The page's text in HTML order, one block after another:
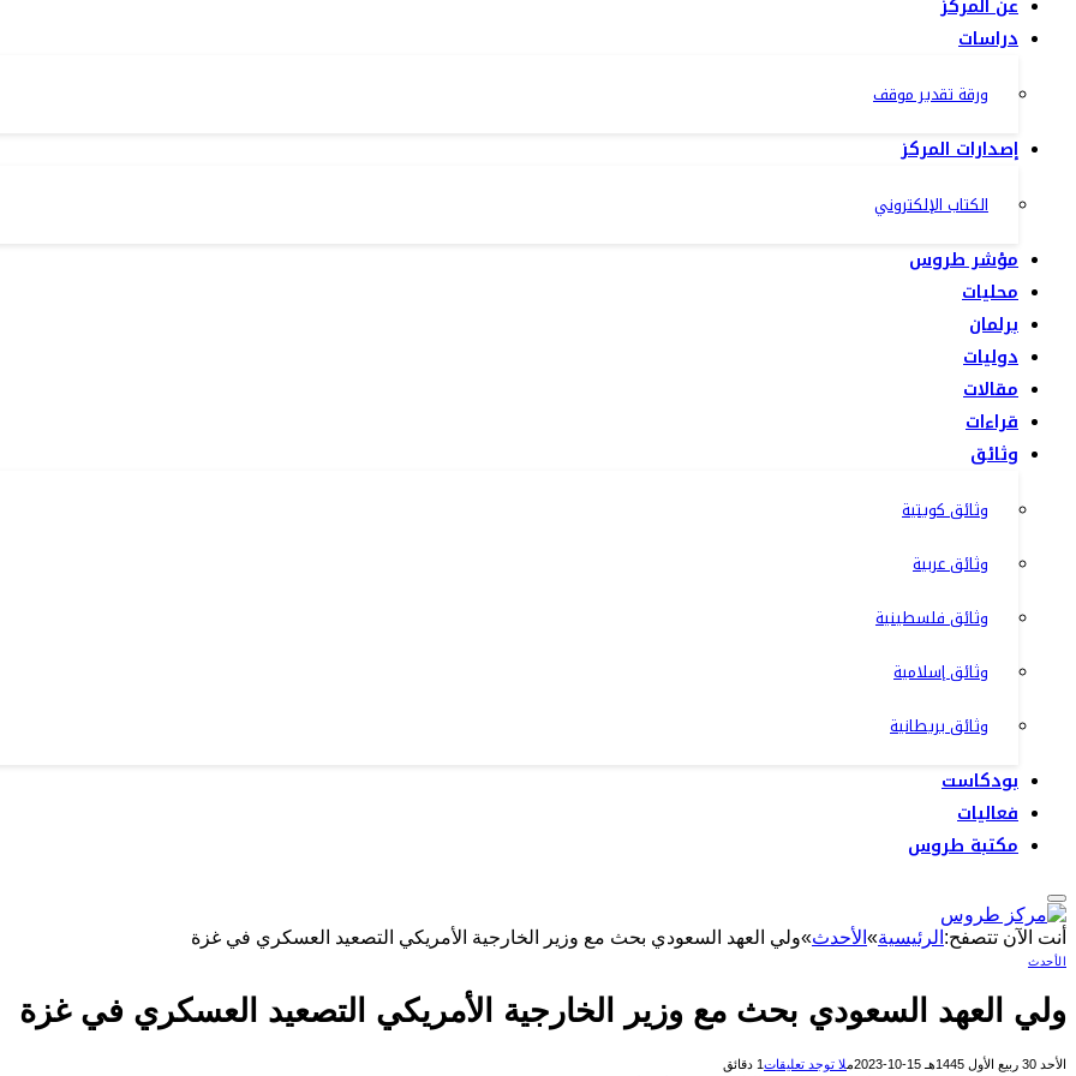
عن المركز
دراسات
ورقة تقدير موقف
إصدارات المركز
الكتاب الإلكتروني
مؤشر طروس
محليات
برلمان
دوليات
مقالات
قراءات
وثائق
وثائق كويتية
وثائق عربية
وثائق فلسطينية
وثائق إسلامية
وثائق بريطانية
بودكاست
فعاليات
مكتبة طروس
أنت الآن تتصفح: الرئيسية» الأحدث»ولي العهد السعودي بحث مع وزير الخارجية الأمريكي التصعيد العسكري في غزة
الأحدث
ولي العهد السعودي بحث مع وزير الخارجية الأمريكي التصعيد العسكري في غزة
الأحد 30 ربيع الأول 1445هـ 15-10-2023م لا توجد تعليقات1 دقائق